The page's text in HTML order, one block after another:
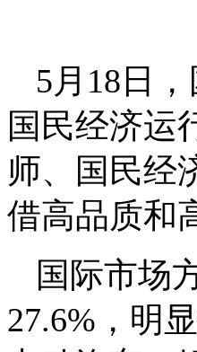
5月18日
国民经济运
师、国民经
借高品质和
国际市场
27.6%，明